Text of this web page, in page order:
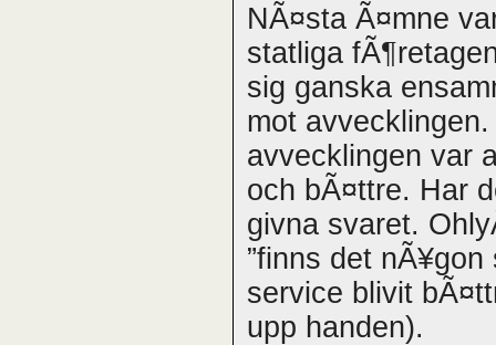
NÃ¤sta Ã¤mne
statliga
sig ganska
mot
avvecklingen var
och bÃ¤ttre. Har
givna svaret.
”finns det
service blivit
upp handen).